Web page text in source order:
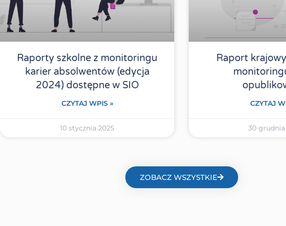
Raporty szkolne z monitoringu
karier absolwentów (edycja
2024) dostępne w SIO
CZYTAJ WPIS »
10 stycznia 2025
Raport
CZYTAJ
30
ZOBACZ WSZYSTKIE